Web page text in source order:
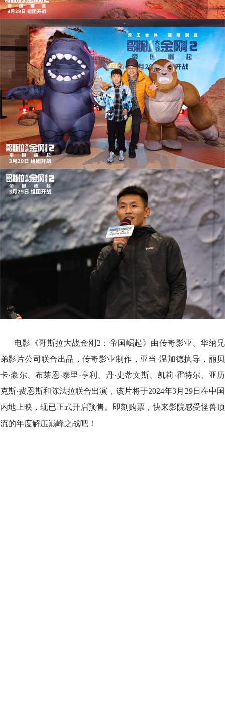
电影《哥斯拉大战金刚2：帝国崛起》由传奇影业、华纳兄
弟影片公司联合出品，传奇影业制作，亚当·温加德执导，丽贝
卡·豪尔、布莱恩·泰里·亨利、丹·史蒂文斯、凯莉·霍特尔、亚历
克斯·费恩斯和陈法拉联合出演，该片将于2024年3月29日在中国
内地上映，现已正式开启预售。即刻购票，快来影院感受怪兽顶
流的年度解压巅峰之战吧！